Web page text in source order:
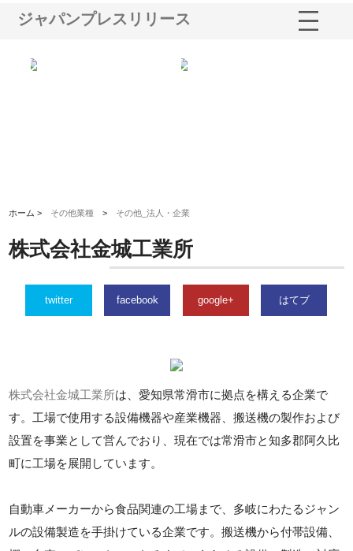
ジャパンプレスリリース
ホーム > その他業種 > その他_法人・企業
株式会社金城工業所
twitter facebook google+ はてブ
株式会社金城工業所は、愛知県常滑市に拠点を構える企業で
す。工場で使用する設備機器や産業機器、搬送機の製作および
設置を事業として営んでおり、現在では常滑市と知多郡阿久比
町に工場を展開しています。
自動車メーカーから食品関連の工場まで、多岐にわたるジャン
ルの設備製造を手掛けている企業です。搬送機から付帯設備、